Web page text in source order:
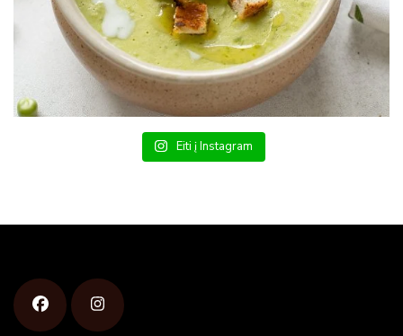
Eiti į Instagram